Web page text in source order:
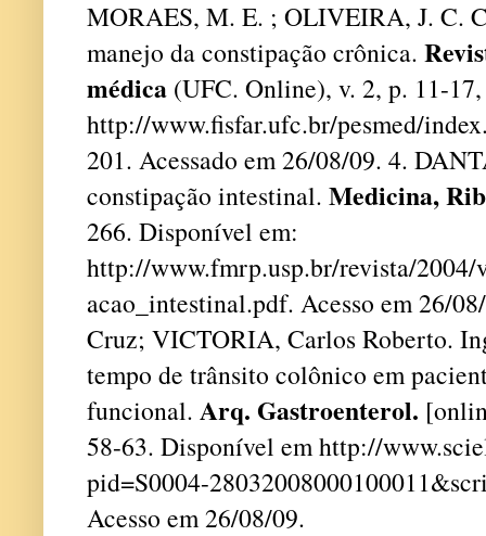
MORAES, M. E. ; OLIVEIRA, J. C.
manejo da constipação crônica.
médica (UFC. Online), v. 2, p. 11-
http://www.fisfar.ufc.br/pesmed/
201. Acessado em 26/08/09. 4.
constipação intestinal. Medicina,
266. Disponível em:
http://www.fmrp.usp.br/revista/
acao_intestinal.pdf. Acesso em 26/
Cruz; VICTORIA, Carlos Roberto.
tempo de trânsito colônico em
funcional. Arq. Gastroenterol.
58-63. Disponível em http://
pid=S0004-
Acesso em 26/08/09.